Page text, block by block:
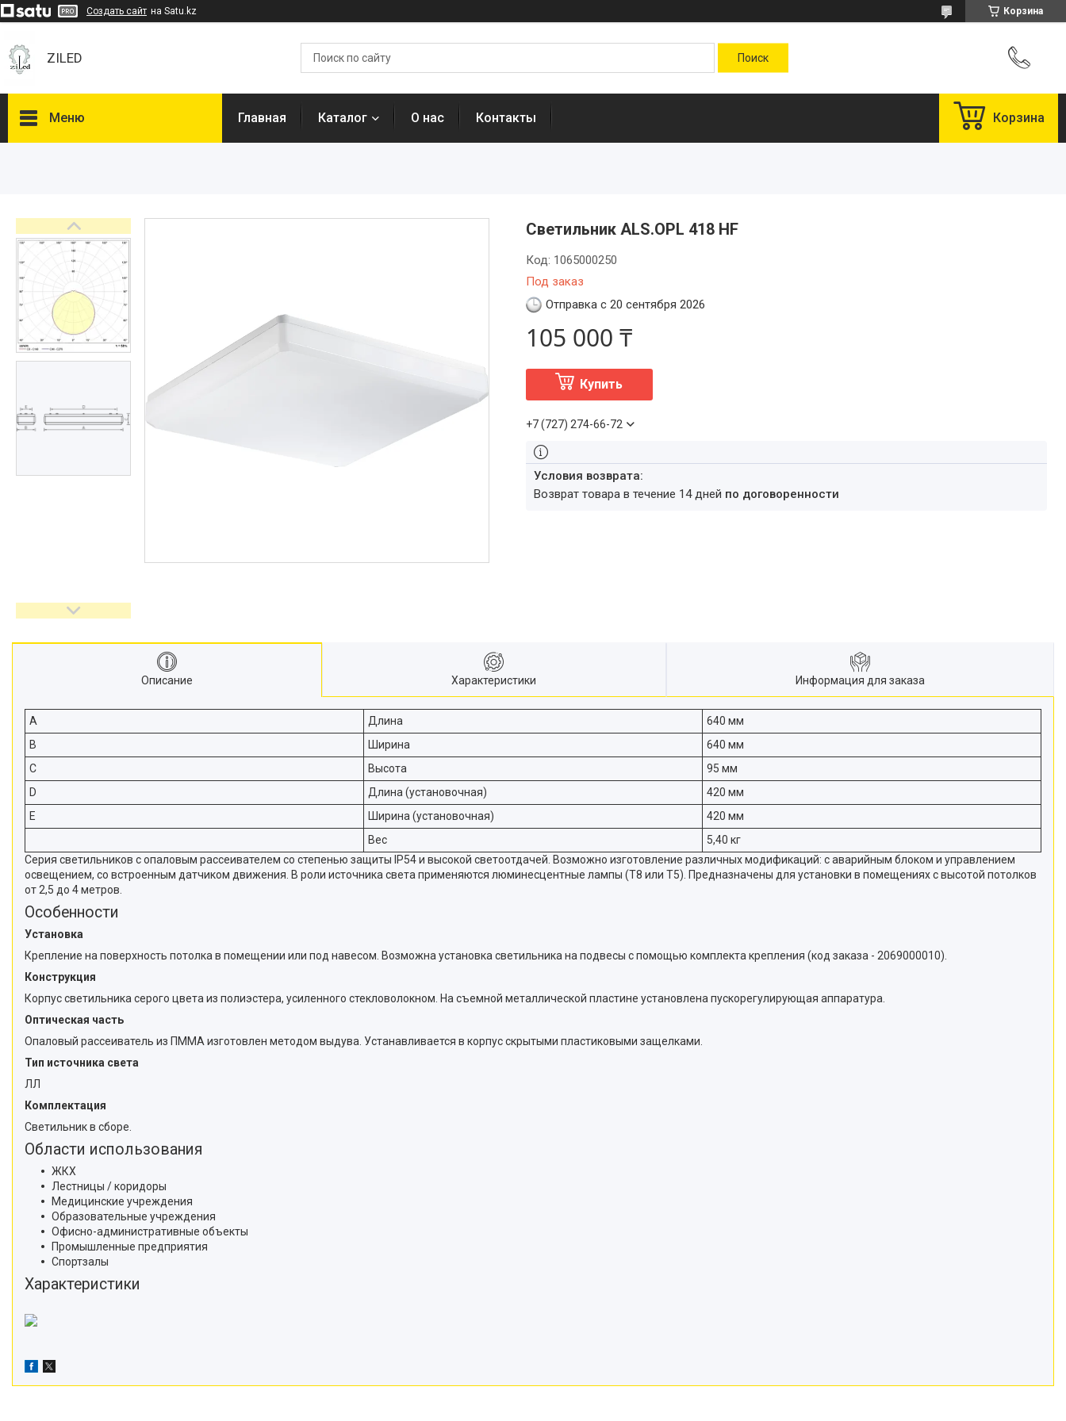
Создать сайт на Satu.kz Корзина
ZILED
Меню
ФАРЛАЙТ
АСТЗ
NLCO
INNOLUX
О нас
Отзывы
Главная Каталог О нас Контакты Корзина
Светильник ALS.OPL 418 HF
Под заказ
Код: 1065000250
Отправка с 20 сентября 2026
105 000 ₸
Купить
+7 (727) 274-66-72
возврат товара в течение 14 дней по договоренности
Описание Характеристики Информация для заказа
A Длина
640 мм
B
Ширина
640 мм
C
Высота
95 мм
D
Длина (установочная)
420 мм
E
Ширина (установочная)
420 мм
Вес
5,40 кг
Серия светильников с опаловым рассеивателем со степенью защиты IP54 и высокой светоотдачей. Возможно изготовление различных модификаций: с аварийным блоком и управлением
освещением, со встроенным датчиком движения. В роли источника света применяются люминесцентные лампы (Т8 или Т5). Предназначены для установки в помещениях с высотой потолков
от 2,5 до 4 метров.
Особенности
Установка
Крепление на поверхность потолка в помещении или под навесом. Возможна установка светильника на подвесы с помощью комплекта крепления (код заказа - 2069000010).
Конструкция
Корпус светильника серого цвета из полиэстера, усиленного стекловолокном. На съемной металлической пластине установлена пускорегулирующая аппаратура.
Оптическая часть
Опаловый рассеиватель из ПММА изготовлен методом выдува. Устанавливается в корпус скрытыми пластиковыми защелками.
Тип источника света
ЛЛ
Комплектация
Светильник в сборе.
Области использования
ЖКХ
Лестницы / коридоры
Медицинские учреждения
Образовательные учреждения
Офисно-административные объекты
Промышленные предприятия
Спортзалы
Характеристики